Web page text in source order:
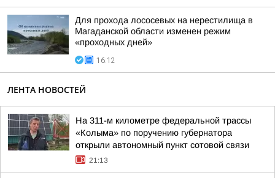
Для прохода лососевых на нерестилища в
Магаданской области изменен режим
«проходных дней»
16:12
ЛЕНТА НОВОСТЕЙ
На 311-м километре федеральной трассы
«Колыма» по поручению губернатора
открыли автономный пункт сотовой связи
21:13